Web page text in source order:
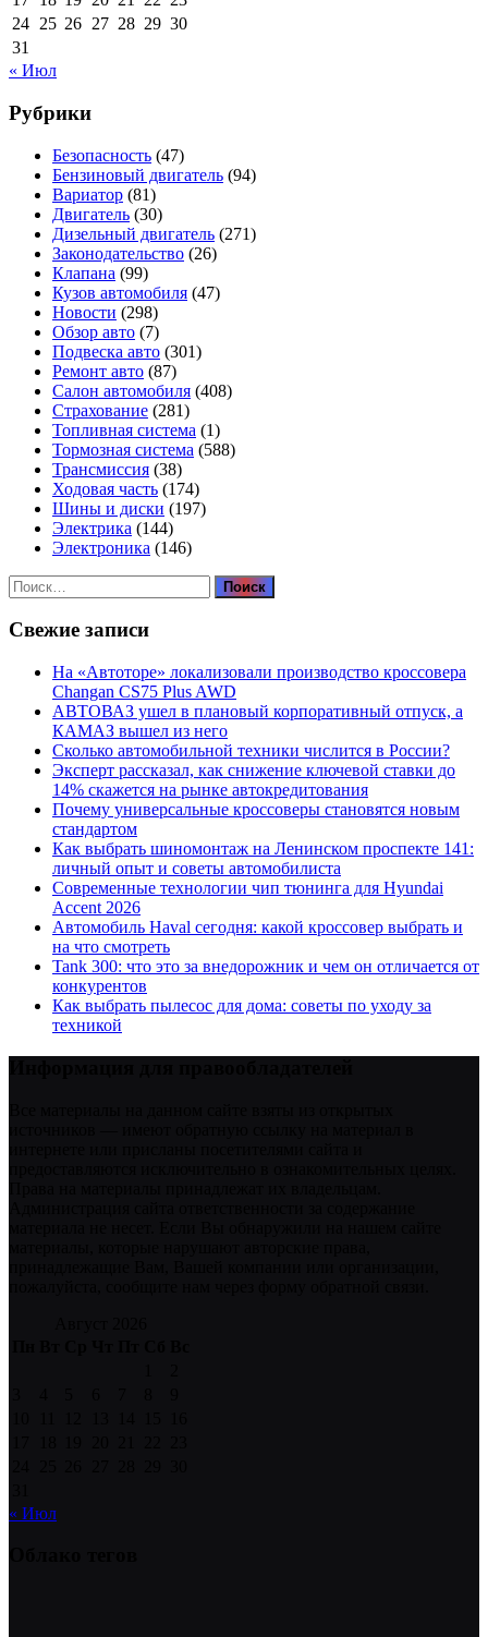
24 25 26 27 28 29 30
31
« Июл
Рубрики
Безопасность (47)
Бензиновый двигатель (94)
Вариатор (81)
Двигатель (30)
Дизельный двигатель (271)
Законодательство (26)
Клапана (99)
Кузов автомобиля (47)
Новости (298)
Обзор авто (7)
Подвеска авто (301)
Ремонт авто (87)
Салон автомобиля (408)
Страхование (281)
Топливная система (1)
Тормозная система (588)
Трансмиссия (38)
Ходовая часть (174)
Шины и диски (197)
Электрика (144)
Электроника (146)
Найти:
Свежие записи
На «Автоторе» локализовали производство кроссовера
Changan CS75 Plus AWD
АВТОВАЗ ушел в плановый корпоративный отпуск, а
КАМАЗ вышел из него
Сколько автомобильной техники числится в России?
Эксперт рассказал, как снижение ключевой ставки до
14% скажется на рынке автокредитования
Почему универсальные кроссоверы становятся новым
стандартом
Как выбрать шиномонтаж на Ленинском проспекте 141:
личный опыт и советы автомобилиста
Современные технологии чип тюнинга для Hyundai
Accent 2026
Автомобиль Haval сегодня: какой кроссовер выбрать и
на что смотреть
Tank 300: что это за внедорожник и чем он отличается от
конкурентов
Как выбрать пылесос для дома: советы по уходу за
техникой
« Июл